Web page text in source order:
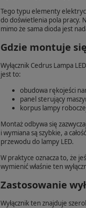
Tego typu elementy
do doświetlenia pola pracy.
mimo że sama dioda jest
Gdzie montuje
Wyłącznik Cedrus Lampa
jest to:
obudowa rękojeści
panel sterujący
korpus lampy
Montaż odbywa się
i wymiana są szybkie, a
przewodu do lampy LED.
W praktyce oznacza to, że
wymienić właśnie ten
Zastosowanie
Wyłącznik ten znajduje